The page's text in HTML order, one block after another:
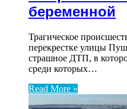
беременной
Трагическое
перекрестке улицы
страшное ДТП, в
среди которых…
Read More »